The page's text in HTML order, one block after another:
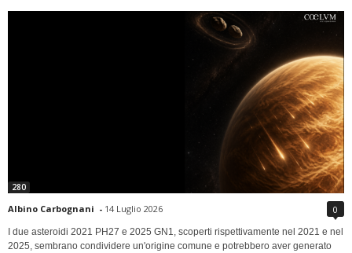
280
Albino Carbognani - 14 Luglio 2026 0
I due asteroidi 2021 PH27 e 2025 GN1, scoperti rispettivamente nel 2021 e nel
2025, sembrano condividere un'origine comune e potrebbero aver generato